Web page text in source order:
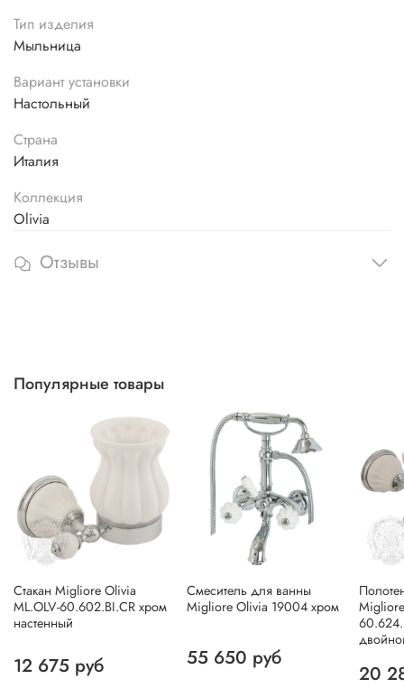
Тип изделия
Мыльница
Вариант установки
Настольный
Страна
Италия
Коллекция
Olivia
Отзывы
Популярные товары
Стакан Migliore Olivia
ML.OLV-60.602.BI.CR хром
настенный
12 675 руб
Смеситель для ванны
Migliore Olivia 19004 хром
55 650 руб
20